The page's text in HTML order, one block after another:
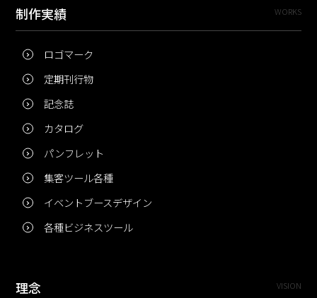
制作実績 WORKS
ロゴマーク
定期刊行物
記念誌
カタログ
パンフレット
集客ツール各種
イベントブースデザイン
各種ビジネスツール
理念 VISION